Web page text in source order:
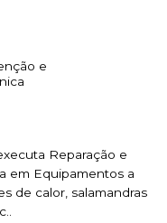
e
Reparação e
em Equipamentos a
de calor, salamandras